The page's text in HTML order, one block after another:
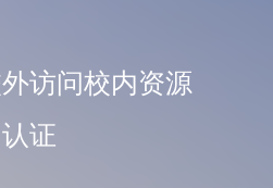
访问校内资源
认证